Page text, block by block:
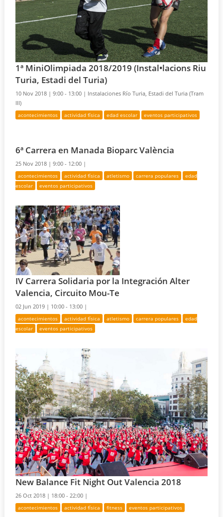
1ª MiniOlimpiada 2018/2019 (Instal•lacions Riu
Turia, Estadi del Turia)
10 Nov 2018 |9:00 - 13:00 | Instalaciones Río Turia, Estadi del Turia (Tram
III)
acontecimientos actividad física edad escolar eventos participativos
6ª Carrera en Manada Bioparc València
25 Nov 2018 |9:00 - 12:00 |
acontecimientos actividad física atletismo carrera populares
edad
escolar
eventos participativos
IV Carrera Solidaria por la Integración Alter
Valencia, Circuito Mou-Te
02 Jun 2019 | 10:00 - 13:00 |
acontecimientos actividad física atletismo carrera populares
edad
escolar
eventos participativos
New Balance Fit Night Out Valencia 2018
26 Oct 2018 | 18:00 - 22:00 |
acontecimientos actividad física fitness eventos participativos